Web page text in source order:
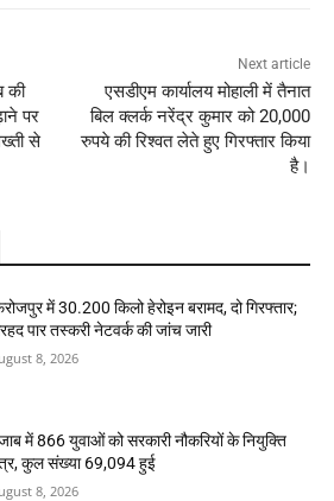
की
पर
से
Next article
एसडीएम कार्यालय मोहाली में तैनात
बिल क्लर्क नरेंद्र कुमार को 20,000
रुपये की रिश्वत लेते हुए गिरफ्तार किया
है।
में 30.200 किलो हेरोइन बरामद, दो गिरफ्तार;
पार तस्करी नेटवर्क की जांच जारी
8, 2026
में 866 युवाओं को सरकारी नौकरियों के नियुक्ति
कुल संख्या 69,094 हुई
8, 2026